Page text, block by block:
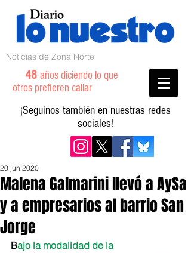
Noticias de Zona Norte
48 años diciendo lo que
otros prefieren callar
¡Seguinos también en nuestras redes
sociales!
Malena Galmarini llevó a AySa
y a empresarios al barrio San
Jorge
20 jun 2020
Bajo la modalidad de la